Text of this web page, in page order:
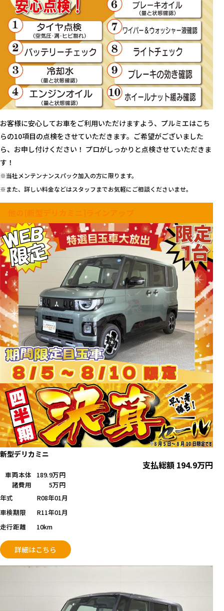
お客様に安心してお車をご利用いただけますよう、プルミエはこち
らの10項目の点検をさせていただきます。ご希望がございました
ら、お申し付けください！ プロがしっかりと点検させていただきま
す！
※当社メンテンナンスパック加入の方に限ります。
※また、詳しい料金などはスタッフまでお気軽にご相談くださいませ。
新型デリカミニ
支払総額 194.9万円
車両本体
189.9万円
諸費用
5万円
年式
R08年01月
車検期限
R11年01月
走行距離
10km
詳細はこちら